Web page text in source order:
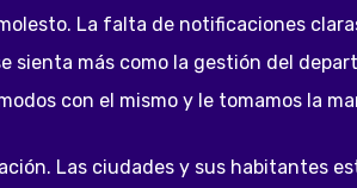
La falta de notificaciones
sienta más como la gestión del
con el mismo y le tomamos la
Las ciudades y sus habitantes